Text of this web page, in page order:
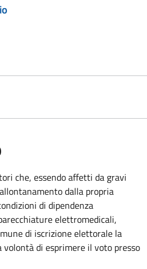
che, essendo affetti da gravi
dalla propria
di dipendenza
elettromedicali,
di iscrizione elettorale la
di esprimere il voto presso